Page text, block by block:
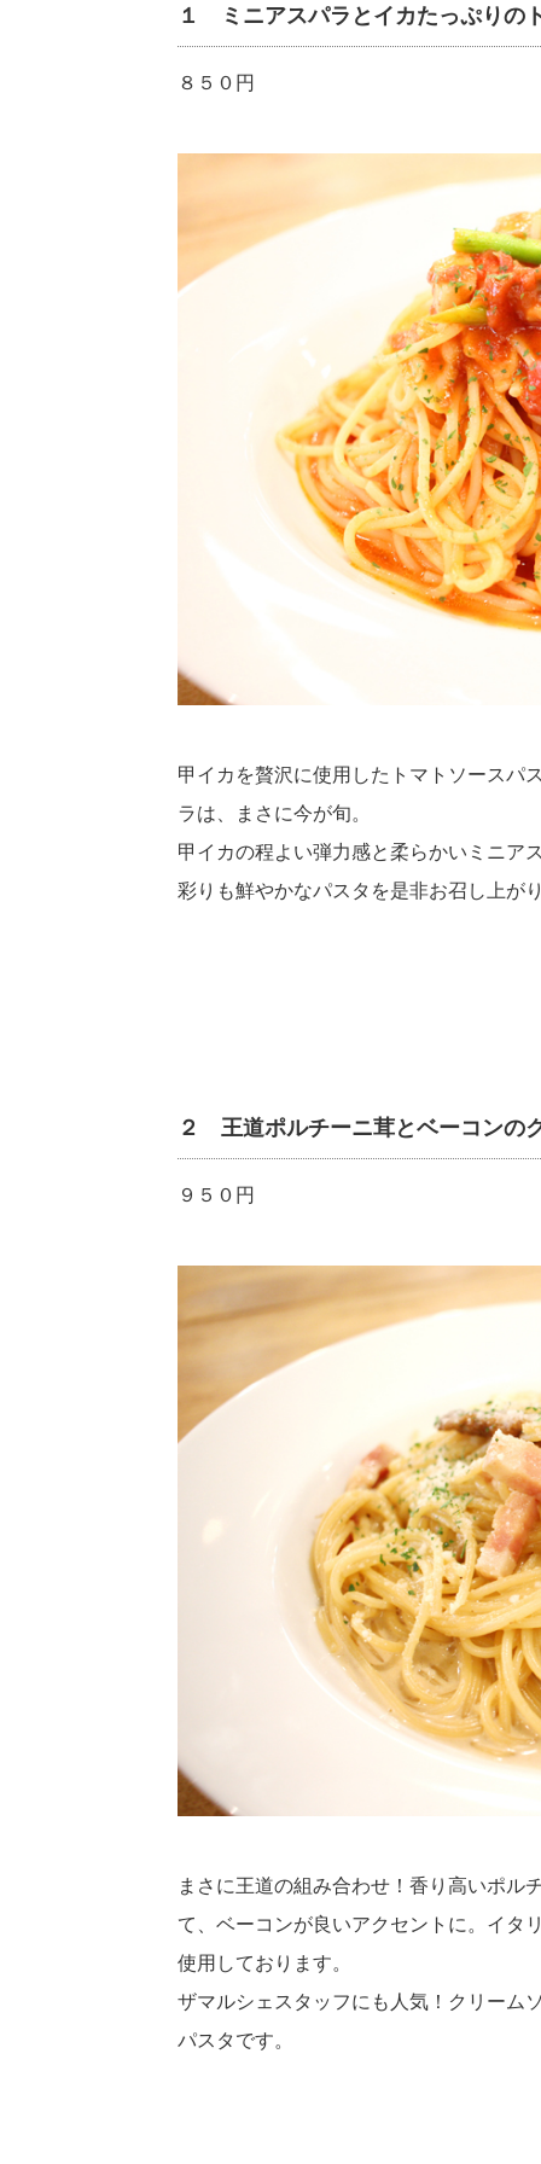
１ ミニアスパラとイカたっぷりの
８５０円
甲イカを贅沢に使用したトマトソースパ
ラは、まさに今が旬。
甲イカの程よい弾力感と柔らかいミニア
彩りも鮮やかなパスタを是非お召し上が
２ 王道ポルチーニ茸とベーコンの
９５０円
まさに王道の組み合わせ！香り高いポル
て、ベーコンが良いアクセントに。イタ
使用しております。
ザマルシェスタッフにも人気！クリーム
パスタです。